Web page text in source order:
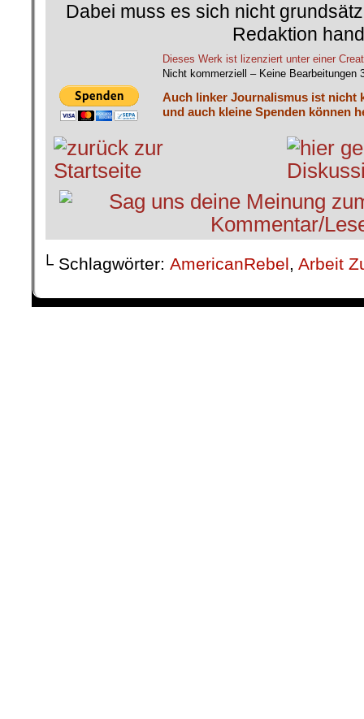
Dabei muss es sich nicht
Redaktion
Dieses Werk ist lizenziert unter einer
Nicht kommerziell – Keine Bearbeitungen
Auch linker Journalismus ist nicht
und auch kleine Spenden können
└ Schlagwörter: AmericanRebel, Arbeit